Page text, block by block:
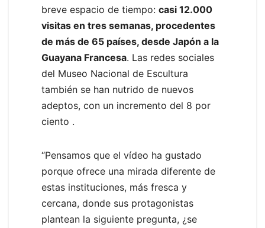
breve espacio de tiempo: casi 12.000
visitas en tres semanas, procedentes
de más de 65 países, desde Japón a la
Guayana Francesa. Las redes sociales
del Museo Nacional de Escultura
también se han nutrido de nuevos
adeptos, con un incremento del 8 por
ciento .
“Pensamos que el vídeo ha gustado
porque ofrece una mirada diferente de
estas instituciones, más fresca y
cercana, donde sus protagonistas
plantean la siguiente pregunta, ¿se